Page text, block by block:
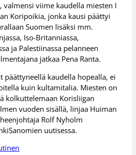
valmensi viime kaudella miesten I
Koripoikia, jonka kausi päättyi
Suomen lisäksi mm.
Iso-Britanniassa,
ja Palestiinassa pelanneen
jatkaa Pena Ranta.
päättyneellä kaudella hopealla, ei
kuin kultamitalia. Miesten on
kolkuttelemaan Korisliigan
vuoden sisällä, linjaa Huiman
Rolf Nyholm
uutisessa.